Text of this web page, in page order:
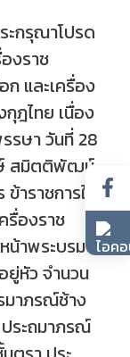
ะกรุณาโปรด
งราช
และเครื่อง
ฎไทย เนื่อง
รษา วันที่ 28
สมิตติพัฒน์
ราชการใน
รื่องราช
น้าพระบรม
ยู่หัว จำนวน
มาภรณ์ช้าง
ประถมาภรณ์